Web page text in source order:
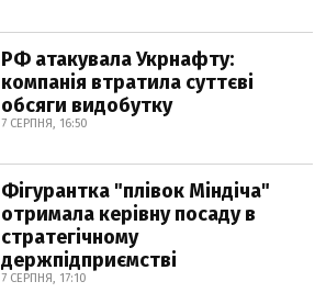
РФ атакувала Укрнафту:
компанія втратила суттєві
обсяги видобутку
7 СЕРПНЯ, 16:50
Фігурантка "плівок Міндіча"
отримала керівну посаду в
стратегічному
держпідприємстві
7 СЕРПНЯ, 17:10